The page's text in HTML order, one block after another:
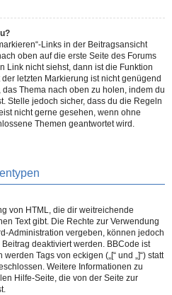
Links in der Beitragsansicht
oben auf die erste Seite des Forums
Link nicht siehst, dann ist die Funktion
letzten Markierung ist nicht genügend
Thema nach oben zu holen, indem du
Stelle jedoch sicher, dass du die Regeln
nicht gerne gesehen, wenn ohne
Themen geantwortet wird.
von HTML, die dir weitreichende
Text gibt. Die Rechte zur Verwendung
Administration vergeben, können jedoch
deaktiviert werden. BBCode ist
Tags von eckigen („[“ und „]“) statt
Weitere Informationen zu
Hilfe-Seite, die von der Seite zur